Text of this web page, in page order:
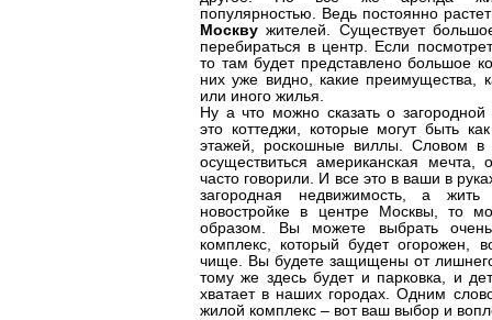
популярностью. Ведь постоянно
Москву жителей. Существует
перебираться в центр. Если
то там будет представлено большое
них уже видно, какие преимущества,
или иного жилья.
Ну а что можно сказать о
это коттеджи, которые могут быть
этажей, роскошные виллы. Словом в
осуществиться американская
часто говорили. И все это в ваши в
загородная недвижимость, а
новостройке в центре Москвы, то
образом. Вы можете выбрать
комплекс, который будет огорожен,
чище. Вы будете защищены от
тому же здесь будет и парковка, и
хватает в наших городах. Одним
жилой комплекс – вот ваш выбор и